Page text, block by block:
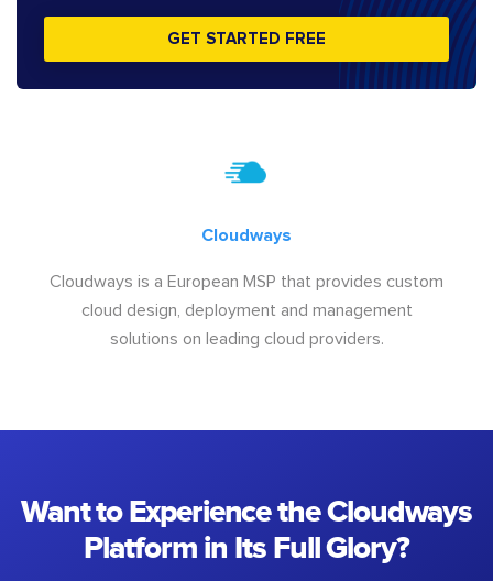
GET STARTED FREE
Cloudways
Cloudways is a European MSP that provides custom
cloud design, deployment and management
solutions on leading cloud providers.
Want to Experience the Cloudways
Platform in Its Full Glory?